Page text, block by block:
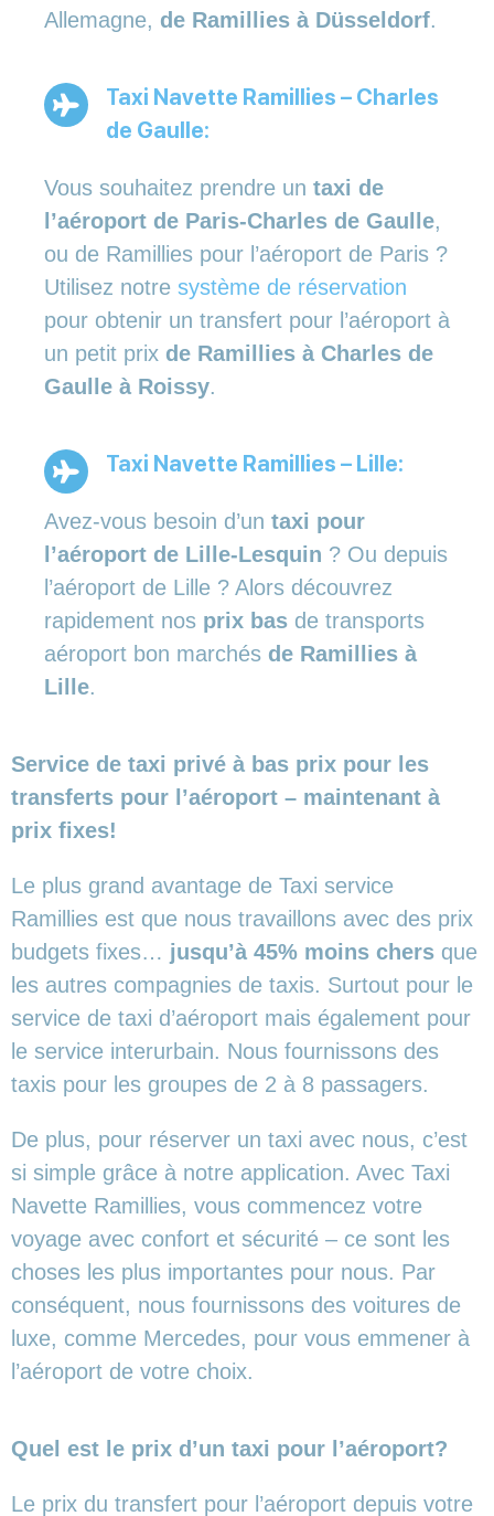
Allemagne, de Ramillies à Düsseldorf.
Taxi Navette Ramillies – Charles
de Gaulle:
Vous souhaitez prendre un taxi de
l’aéroport de Paris-Charles de Gaulle,
ou de Ramillies pour l’aéroport de Paris ?
Utilisez notre système de réservation
pour obtenir un transfert pour l’aéroport à
un petit prix de Ramillies à Charles de
Gaulle à Roissy.
Taxi Navette Ramillies – Lille:
Avez-vous besoin d’un taxi pour
l’aéroport de Lille-Lesquin ? Ou depuis
l’aéroport de Lille ? Alors découvrez
rapidement nos prix bas de transports
aéroport bon marchés de Ramillies à
Lille.
Service de taxi privé à bas prix pour les
transferts pour l’aéroport – maintenant à
prix fixes!
Le plus grand avantage de Taxi service
Ramillies est que nous travaillons avec des prix
budgets fixes… jusqu’à 45% moins chers que
les autres compagnies de taxis. Surtout pour le
service de taxi d’aéroport mais également pour
le service interurbain. Nous fournissons des
taxis pour les groupes de 2 à 8 passagers.
De plus, pour réserver un taxi avec nous, c’est
si simple grâce à notre application. Avec Taxi
Navette Ramillies, vous commencez votre
voyage avec confort et sécurité – ce sont les
choses les plus importantes pour nous. Par
conséquent, nous fournissons des voitures de
luxe, comme Mercedes, pour vous emmener à
l’aéroport de votre choix.
Quel est le prix d’un taxi pour l’aéroport?
Le prix du transfert pour l’aéroport depuis votre